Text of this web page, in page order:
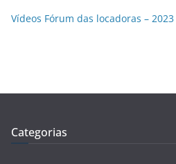
Vídeos Fórum das locadoras – 2023
Categorias